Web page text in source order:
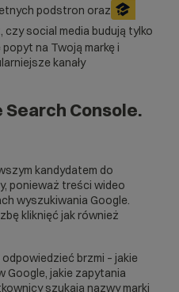
podstron oraz
czy social media budują tylko
na Twoją markę i
kanały
Search Console.
kandydatem do
ponieważ treści wideo
wyszukiwania Google.
kliknięć jak również
brzmi – jakie
Google, jakie zapytania
szukają nazwy marki